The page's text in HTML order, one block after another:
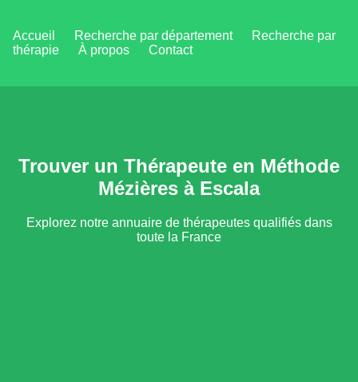
Accueil Recherche par département
Recherche par
thérapie
À propos Contact
Trouver un Thérapeute en Méthode
Mézières à Escala
Explorez notre annuaire de thérapeutes qualifiés dans
toute la France